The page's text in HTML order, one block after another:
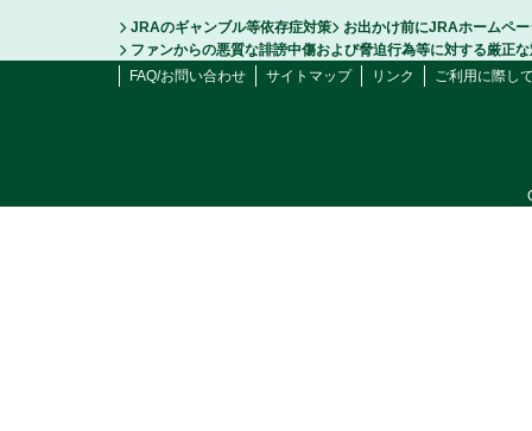
JRAのギャンブル等依存症対策
お出かけ前にJRAホームペ
ファンからの悪質な誹謗中傷および脅迫行為等に対する厳正
FAQ/お問い合わせ
サイトマップ リンク ご利用に際し